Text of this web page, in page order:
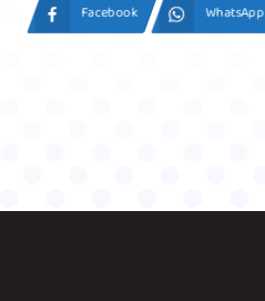
Facebook WhatsApp